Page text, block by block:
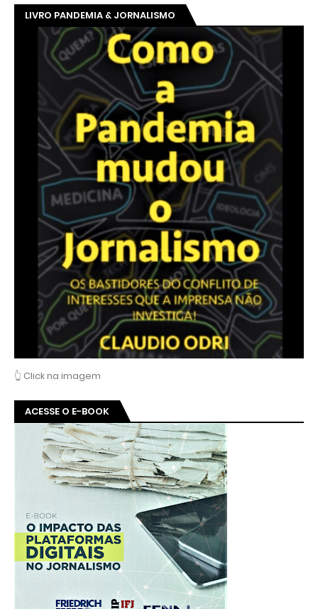
LIVRO PANDEMIA & JORNALISMO
👆 Click na imagem
ACESSE O E-BOOK